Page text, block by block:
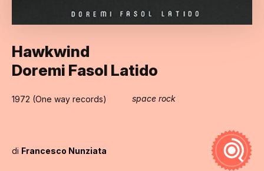
Hawkwind
Doremi Fasol Latido
1972 (One way records) space rock
di Francesco Nunziata